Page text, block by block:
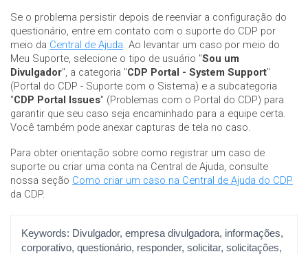
Se o problema persistir depois de reenviar a configuração do
questionário, entre em contato com o suporte do CDP por
meio da Central de Ajuda. Ao levantar um caso por meio do
Meu Suporte, selecione o tipo de usuário "Sou um
Divulgador", a categoria "CDP Portal - System Support"
(Portal do CDP - Suporte com o Sistema) e a subcategoria
"CDP Portal Issues" (Problemas com o Portal do CDP) para
garantir que seu caso seja encaminhado para a equipe certa.
Você também pode anexar capturas de tela no caso.
Para obter orientação sobre como registrar um caso de
suporte ou criar uma conta na Central de Ajuda, consulte
nossa seção Como criar um caso na Central de Ajuda do CDP
da CDP.
Keywords: Divulgador, empresa divulgadora, informações,
corporativo, questionário, responder, solicitar, solicitações,